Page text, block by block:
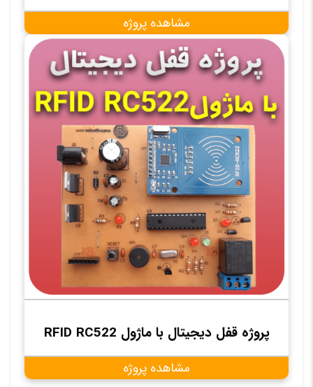
مشاهده پروژه
پروژه قفل دیجیتال با ماژول RFID RC522
مشاهده پروژه